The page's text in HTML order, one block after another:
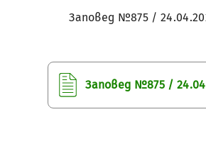
Заповед №875 /
Заповед №875 /